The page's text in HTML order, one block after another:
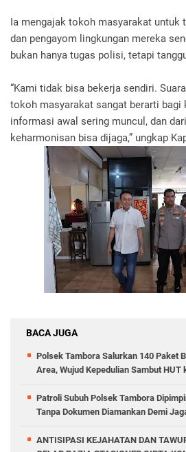
Ia mengajak tokoh masyarakat untuk
dan pengayom lingkungan mereka
bukan hanya tugas polisi, tetapi
“Kami tidak bisa bekerja sendiri.
tokoh masyarakat sangat berarti bagi
informasi awal sering muncul, dan
keharmonisan bisa dijaga,” ungkap
BACA JUGA
Polsek Tambora Salurkan 140 Paket
Area, Wujud Kepedulian Sambut HUT
Patroli Subuh Polsek Tambora
Tanpa Dokumen Diamankan Demi
ANTISIPASI KEJAHATAN DAN